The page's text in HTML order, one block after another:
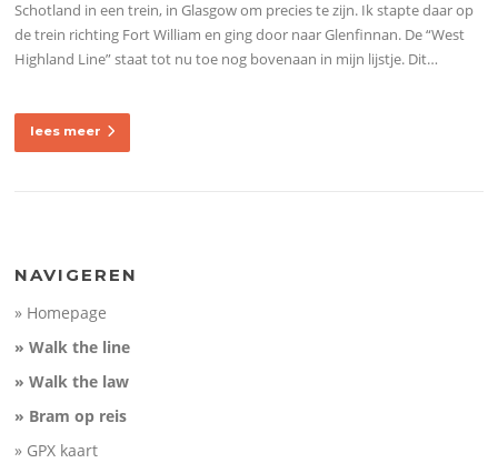
Schotland in een trein, in Glasgow om precies te zijn. Ik stapte daar op
de trein richting Fort William en ging door naar Glenfinnan. De “West
Highland Line” staat tot nu toe nog bovenaan in mijn lijstje. Dit…
lees meer
NAVIGEREN
» Homepage
» Walk the line
» Walk the law
» Bram op reis
» GPX kaart